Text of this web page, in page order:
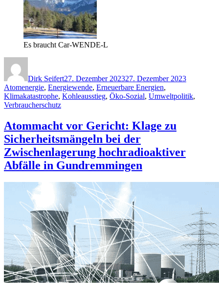
Es braucht Car-WENDE-L
Dirk Seifert27. Dezember 202327. Dezember 2023
Atomenergie, Energiewende, Erneuerbare Energien,
Klimakatastrophe, Kohleausstieg, Öko-Sozial, Umweltpolitik,
Verbraucherschutz
Atommacht vor Gericht: Klage zu
Sicherheitsmängeln bei der
Zwischenlagerung hochradioaktiver
Abfälle in Gundremmingen